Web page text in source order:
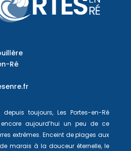
Ré
toujours, Les Portes-en-Ré
aujourd’hui un peu de ce
extrêmes. Enceint de plages aux
marais à la douceur éternelle, le